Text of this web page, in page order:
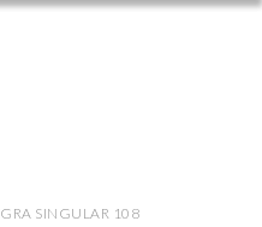
SINGULAR 108